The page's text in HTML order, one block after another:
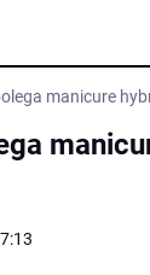
manicure